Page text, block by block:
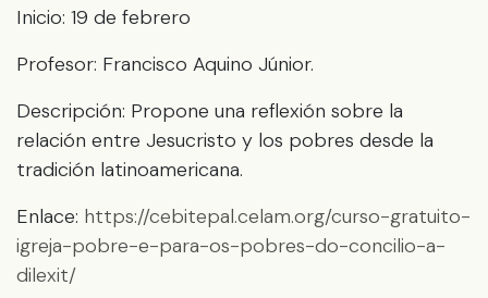
Inicio: 19 de febrero
Profesor: Francisco Aquino Júnior.
Descripción: Propone una reflexión sobre la
relación entre Jesucristo y los pobres desde la
tradición latinoamericana.
Enlace: https://cebitepal.celam.org/curso-gratuito-
igreja-pobre-e-para-os-pobres-do-concilio-a-
dilexit/